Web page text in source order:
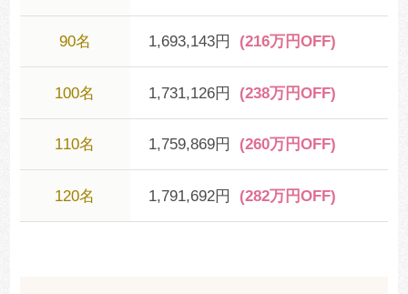
90名 1,693,143円 (216万円OFF)
100名 1,731,126円 (238万円OFF)
110名 1,759,869円 (260万円OFF)
120名 1,791,692円 (282万円OFF)